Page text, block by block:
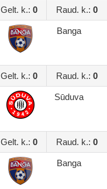
Gelt. k.: 0 Raud. k.: 0
Banga
Gelt. k.: 0 Raud. k.: 0
Sūduva
Gelt. k.: 0 Raud. k.: 0
Banga